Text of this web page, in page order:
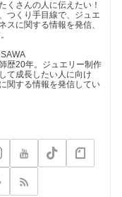
くさんの人に伝えたい！
つくり手目線で、ジュエ
スに関する情報を発信、
歴20年。ジュエリー制作
て成長したい人に向け
関する情報を発信してい